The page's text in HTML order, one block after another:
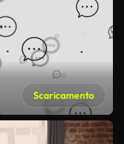
Scaricamento